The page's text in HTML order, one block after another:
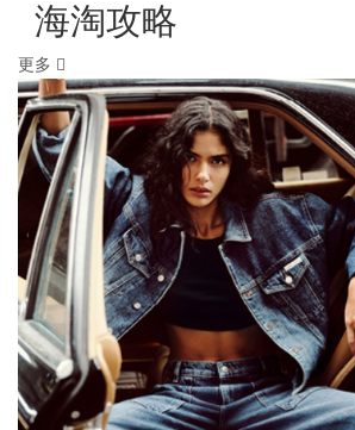
海淘攻略
更多